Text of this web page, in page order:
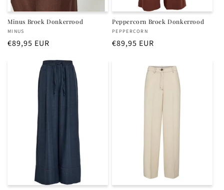
Minus Broek Donkerrood
Verkoper:
MINUS
Normale
€89,95 EUR
Peppercorn Broek Donkerrood
Verkoper:
PEPPERCORN
Normale
€89,95 EUR